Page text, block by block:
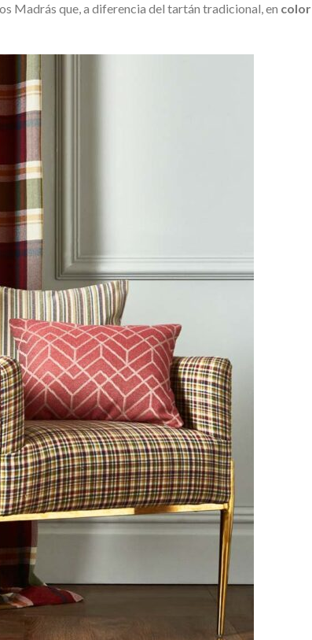
Madrás que, a diferencia del tartán tradicional, en